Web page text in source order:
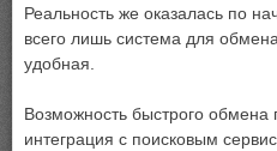
Реальность же оказалась по
всего лишь система для
удобная.
Возможность быстрого
интеграция с поисковым